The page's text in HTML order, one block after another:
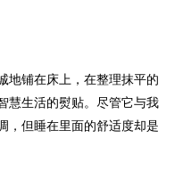
地铺在床上，在整理抹平的
慧生活的熨贴。尽管它与我
，但睡在里面的舒适度却是